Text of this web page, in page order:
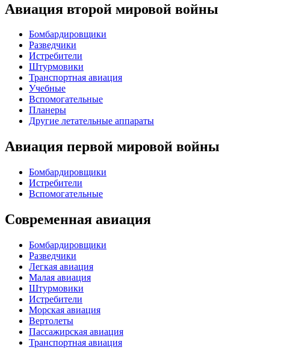
Авиация второй мировой войны
Бомбардировщики
Разведчики
Истребители
Штурмовики
Транспортная авиация
Учебные
Вспомогательные
Планеры
Другие летательные аппараты
Авиация первой мировой войны
Бомбардировщики
Истребители
Вспомогательные
Современная авиация
Бомбардировщики
Разведчики
Легкая авиация
Малая авиация
Штурмовики
Истребители
Морская авиация
Вертолеты
Пассажирская авиация
Транспортная авиация